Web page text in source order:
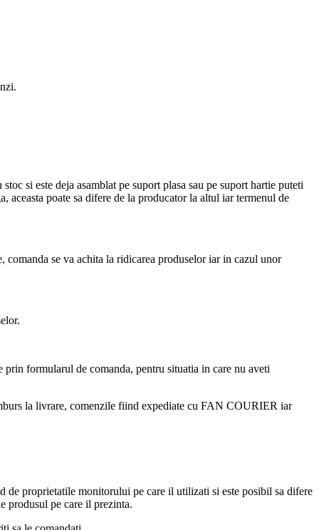
si este deja asamblat pe suport plasa sau pe suport hartie puteti
aceasta poate sa difere de la producator la altul iar termenul de
se va achita la ridicarea produselor iar in cazul unor
formularul de comanda, pentru situatia in care nu aveti
la livrare, comenzile fiind expediate cu FAN COURIER iar
de proprietatile monitorului pe care il utilizati si este posibil sa difere
produsul pe care il prezinta.